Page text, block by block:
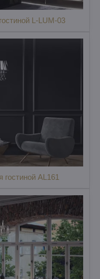
L-LUM-03
AL161